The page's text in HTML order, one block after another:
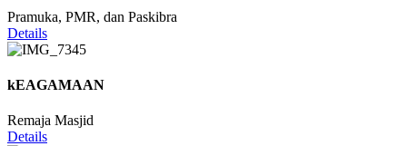
Pramuka, PMR, dan Paskibra
Details
kEAGAMAAN
Remaja Masjid
Details